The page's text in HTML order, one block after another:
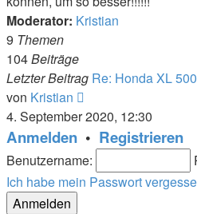
Moderator: Kristian
9 Themen
104Beiträge
Letzter Beitrag Re: Honda XL
von Kristian
Beitrag
4. September 2020, 12:30
Anmelden • Registrieren
Benutzername:
Ich habe mein Passwort